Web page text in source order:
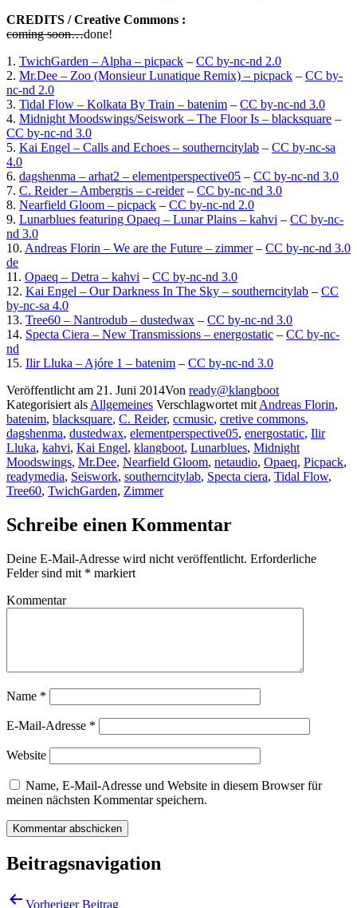
CREDITS / Creative Commons :
coming soon…done!
1. TwichGarden – Alpha – picpack – CC by-nc-nd 2.0
2. Mr.Dee – Zoo (Monsieur Lunatique Remix) – picpack – CC by-
nc-nd 2.0
3. Tidal Flow – Kolkata By Train – batenim – CC by-nc-nd 3.0
4. Midnight Moodswings/Seiswork – The Floor Is – blacksquare –
CC by-nc-nd 3.0
5. Kai Engel – Calls and Echoes – southerncitylab – CC by-nc-sa
4.0
6. dagshenma – arhat2 – elementperspective05 – CC by-nc-nd 3.0
7. C. Reider – Ambergris – c-reider– CC by-nc-nd 3.0
8. Nearfield Gloom – picpack – CC by-nc-nd 2.0
9. Lunarblues featuring Opaeq – Lunar Plains – kahvi – CC by-nc-
nd 3.0
10. Andreas Florin – We are the Future – zimmer– CC by-nc-nd 3.0
de
11. Opaeq – Detra – kahvi – CC by-nc-nd 3.0
12. Kai Engel – Our Darkness In The Sky – southerncitylab – CC
by-nc-sa 4.0
13. Tree60 – Nantrodub – dustedwax – CC by-nc-nd 3.0
14. Specta Ciera – New Transmissions – energostatic – CC by-nc-
nd
15. Ilir Lluka – Ajóre 1 – batenim – CC by-nc-nd 3.0
Veröffentlicht am 21. Juni 2014Von ready@klangboot
Kategorisiert als Allgemeines Verschlagwortet mit Andreas Florin,
batenim, blacksquare, C. Reider, ccmusic, cretive commons,
dagshenma, dustedwax, elementperspective05, energostatic, Ilir
Lluka, kahvi, Kai Engel, klangboot, Lunarblues, Midnight
Moodswings, Mr.Dee, Nearfield Gloom, netaudio, Opaeq, Picpack,
readymedia, Seiswork, southerncitylab, Specta ciera, Tidal Flow,
Tree60, TwichGarden, Zimmer
Schreibe einen Kommentar
Deine E-Mail-Adresse wird nicht veröffentlicht. Erforderliche
Felder sind mit * markiert
Kommentar
Name *
E-Mail-Adresse *
Website
Name, E-Mail-Adresse und Website in diesem Browser für
meinen nächsten Kommentar speichern.
Beitragsnavigation
Vorheriger Beitrag